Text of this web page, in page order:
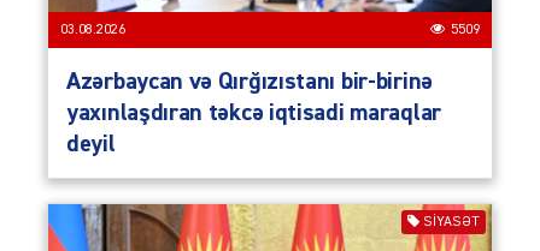
03.08.2026 5509
Azərbaycan və Qırğızıstanı bir-birinə
yaxınlaşdıran təkcə iqtisadi maraqlar
deyil
SIYASƏT